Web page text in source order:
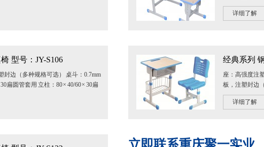
中到高...
圆管套用 椅脚
详细了解
型号：JY-S106
封边（多种规格可选） 桌斗：0.7mm
扁圆管套用 立柱：80 × 40/60 × 30扁
经典系列
座：高强度注
板，注塑封边
× 40/60 × 30扁
详细了解
立即联系重庆聚一实业